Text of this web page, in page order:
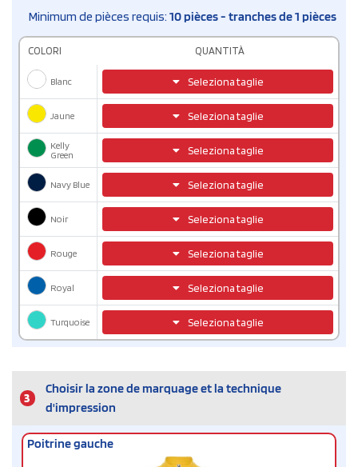
Minimum de pièces requis: 10 pièces - tranches de 1 pièces
COLORI QUANTITÀ
Blanc Seleziona taglie
Jaune Seleziona taglie
Kelly
Green
Seleziona taglie
Navy Blue Seleziona taglie
Noir Seleziona taglie
Rouge Seleziona taglie
Royal Seleziona taglie
Turquoise Seleziona taglie
3
Choisir la zone de marquage et la technique
d'impression
Poitrine gauche